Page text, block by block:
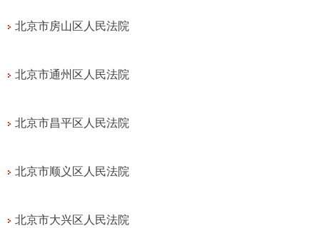
北京市房山区人民法院
北京市通州区人民法院
北京市昌平区人民法院
北京市顺义区人民法院
北京市大兴区人民法院